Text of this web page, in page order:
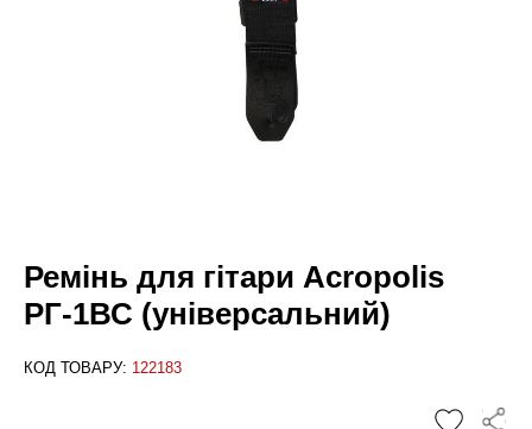
Ремінь для гітари Acropolis
РГ-1ВС (універсальний)
КОД ТОВАРУ: 122183